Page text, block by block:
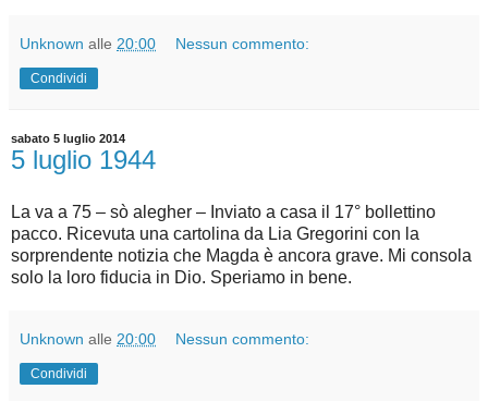
Unknown alle 20:00 Nessun commento:
Condividi
sabato 5 luglio 2014
5 luglio 1944
La va a 75 – sò alegher – Inviato a casa il 17° bollettino
pacco. Ricevuta una cartolina da Lia Gregorini con la
sorprendente notizia che Magda è ancora grave. Mi consola
solo la loro fiducia in Dio. Speriamo in bene.
Unknown alle 20:00 Nessun commento:
Condividi